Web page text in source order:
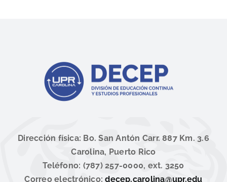
Dirección física: Bo. San Antón Carr. 887 Km. 3.6
Carolina, Puerto Rico
Teléfono: (787) 257-0000, ext. 3250
Correo electrónico:decep.carolina@upr.edu